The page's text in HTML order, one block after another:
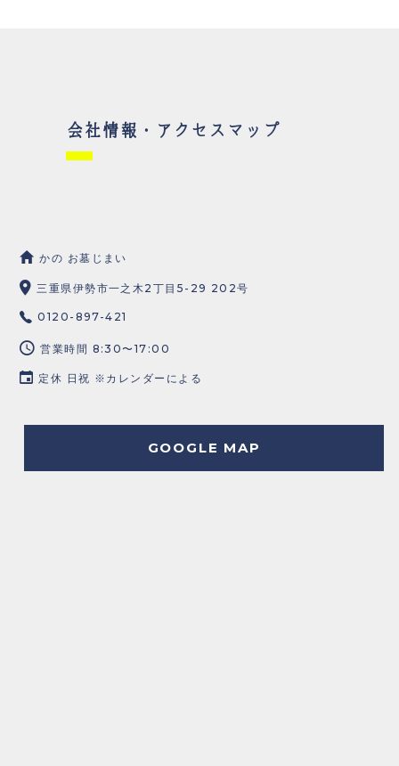
会社情報・アクセスマップ
かの お墓じまい
三重県伊勢市一之木2丁目5-29 202号
0120-897-421
営業時間 8:30〜17:00
定休 日祝 ※カレンダーによる
GOOGLE MAP